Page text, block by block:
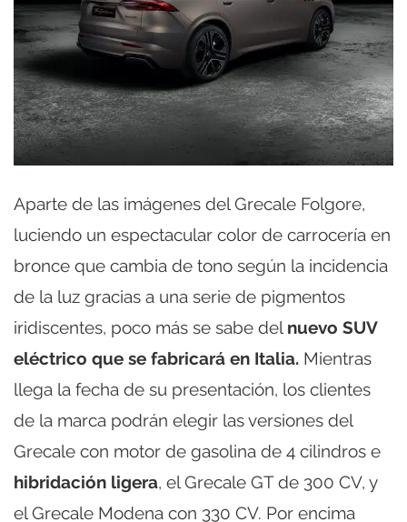
Aparte de las imágenes del Grecale Folgore,
luciendo un espectacular color de carrocería en
bronce que cambia de tono según la incidencia
de la luz gracias a una serie de pigmentos
iridiscentes, poco más se sabe del nuevo SUV
eléctrico que se fabricará en Italia. Mientras
llega la fecha de su presentación, los clientes
de la marca podrán elegir las versiones del
Grecale con motor de gasolina de 4 cilindros e
hibridación ligera, el Grecale GT de 300 CV, y
el Grecale Modena con 330 CV. Por encima